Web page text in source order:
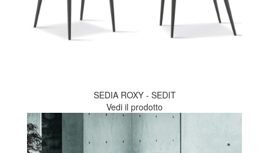
SEDIA ROXY - SEDIT
Vedi il prodotto